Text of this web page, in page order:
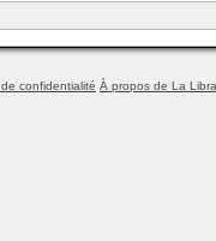
confidentialité À propos de La